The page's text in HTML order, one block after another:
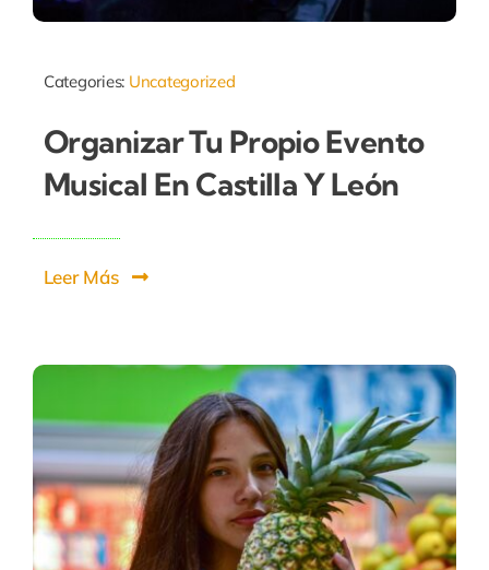
Categories: Uncategorized
Organizar Tu Propio Evento
Musical En Castilla Y León
Leer Más